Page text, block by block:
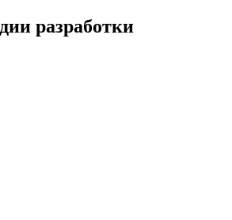
разработки